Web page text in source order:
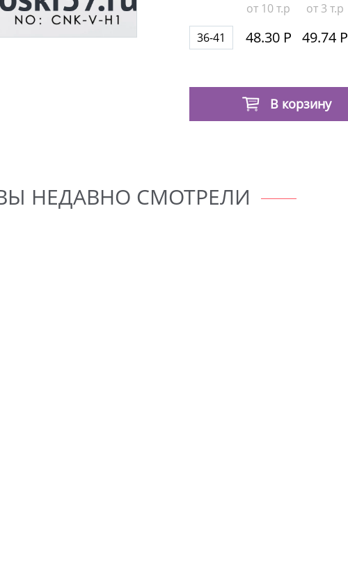
от 10 т.р от 3 т.р
36-41
48.30 Р 49.74 Р
В корзину
НЕДАВНО СМОТРЕЛИ